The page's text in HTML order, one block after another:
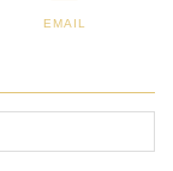
EMAIL